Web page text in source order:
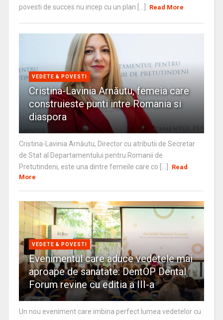
povesti de succes nu incep cu un plan [...]
Read More
VEDETE & POVESTI
Cristina-Lavinia Arnăutu, femeia care
construieste punti intre Romania si
diaspora
Cristina-Lavinia Arnăutu, Director cu atributii de Secretar
de Stat al Departamentului pentru Romanii de
Pretutindeni, este una dintre femeile care co [...]
Read
More
VEDETE & POVESTI
Evenimentul care aduce vedetele mai
aproape de sanatate: DentOP Dental
Forum revine cu editia a III-a
Un nou eveniment care imbina perfect lumea vedetelor cu